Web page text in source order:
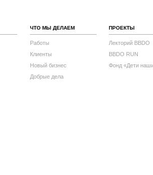
ЧТО МЫ ДЕЛАЕМ
Работы
Клиенты
Новый бизнес
Добрые дела
ПРОЕКТЫ
Лекторий BBDO
BBDO RUN
Фонд «Дети